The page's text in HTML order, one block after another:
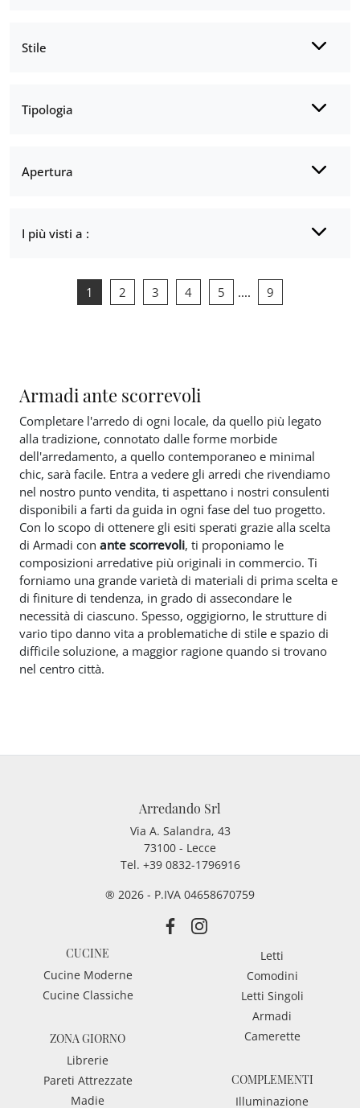
Stile
Tipologia
Apertura
I più visti a :
1 2 3 4 5 .... 9
Armadi ante scorrevoli
Completare l'arredo di ogni locale, da quello più legato
alla tradizione, connotato dalle forme morbide
dell'arredamento, a quello contemporaneo e minimal
chic, sarà facile. Entra a vedere gli arredi che rivendiamo
nel nostro punto vendita, ti aspettano i nostri consulenti
disponibili a farti da guida in ogni fase del tuo progetto.
Con lo scopo di ottenere gli esiti sperati grazie alla scelta
di Armadi con ante scorrevoli, ti proponiamo le
composizioni arredative più originali in commercio. Ti
forniamo una grande varietà di materiali di prima scelta e
di finiture di tendenza, in grado di assecondare le
necessità di ciascuno. Spesso, oggigiorno, le strutture di
vario tipo danno vita a problematiche di stile e spazio di
difficile soluzione, a maggior ragione quando si trovano
nel centro città.
Arredando Srl
Via A. Salandra, 43
73100 - Lecce
Tel. +39 0832-1796916
® 2026 - P.IVA 04658670759
CUCINE
Cucine Moderne
Cucine Classiche
ZONA GIORNO
Librerie
Pareti Attrezzate
Madie
Letti
Comodini
Letti Singoli
Armadi
Camerette
COMPLEMENTI
Illuminazione